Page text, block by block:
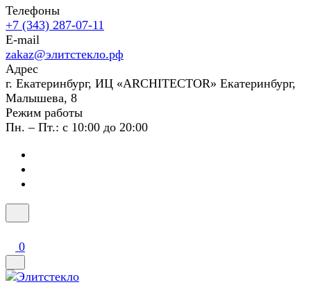
Телефоны
+7 (343) 287-07-11
E-mail
zakaz@элитстекло.рф
Адрес
г. Екатеринбург, ИЦ «ARCHITECTOR» Екатеринбург,
Малышева, 8
Режим работы
Пн. – Пт.: с 10:00 до 20:00
0